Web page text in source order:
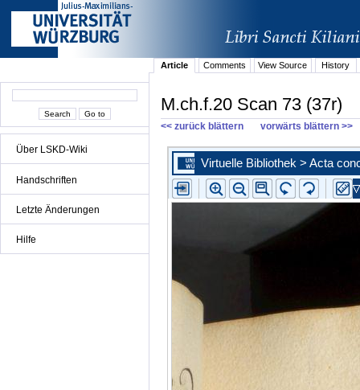
Über LSKD-Wiki
Handschriften
Letzte Änderungen
Hilfe
Article Comments View Source History
M.ch.f.20 Scan 73 (37r)
<< zurück blättern vorwärts blättern >>